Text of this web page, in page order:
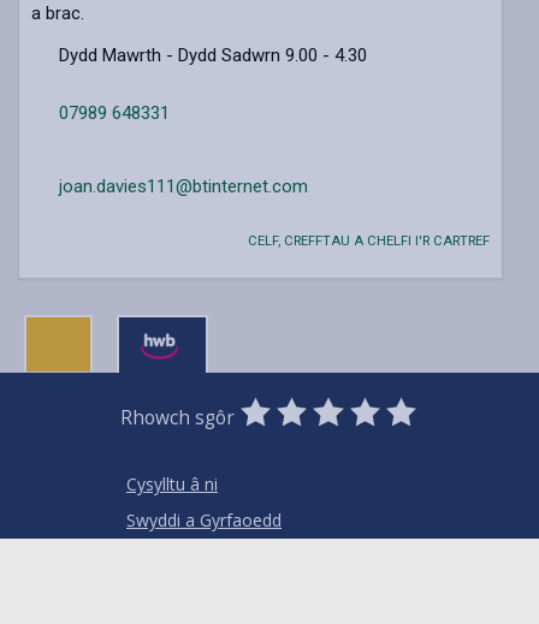
a brac.
Dydd Mawrth - Dydd Sadwrn 9.00 - 4.30
07989 648331
joan.davies111@btinternet.com
CELF, CREFFTAU A CHELFI I'R CARTREF
Rhowch sgôr
0
Stars
1
Star
2
Stars
3
Stars
4
Stars
5
Stars
Cysylltu â ni
Swyddi a Gyrfaoedd